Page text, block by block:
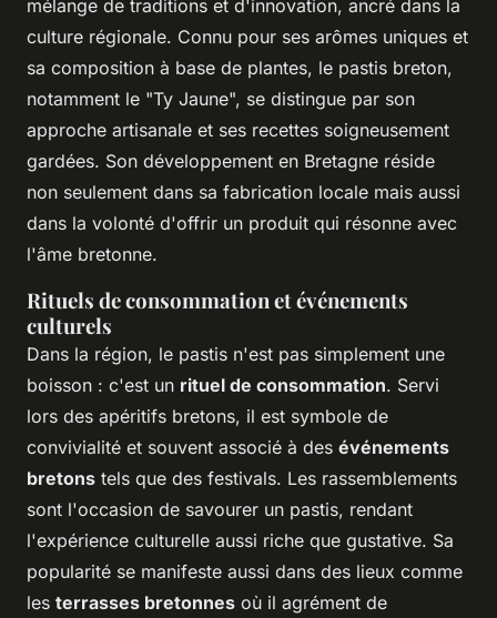
mélange de traditions et d'innovation, ancré dans la
culture régionale. Connu pour ses arômes uniques et
sa composition à base de plantes, le pastis breton,
notamment le "Ty Jaune", se distingue par son
approche artisanale et ses recettes soigneusement
gardées. Son développement en Bretagne réside
non seulement dans sa fabrication locale mais aussi
dans la volonté d'offrir un produit qui résonne avec
l'âme bretonne.
Rituels de consommation et événements
culturels
Dans la région, le pastis n'est pas simplement une
boisson : c'est un rituel de consommation. Servi
lors des apéritifs bretons, il est symbole de
convivialité et souvent associé à des événements
bretons tels que des festivals. Les rassemblements
sont l'occasion de savourer un pastis, rendant
l'expérience culturelle aussi riche que gustative. Sa
popularité se manifeste aussi dans des lieux comme
les terrasses bretonnes où il agrément de